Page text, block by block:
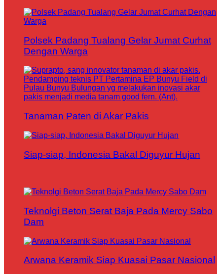
Polsek Padang Tualang Gelar Jumat Curhat
Dengan Warga
Tanaman Paten di Akar Pakis
Siap-siap, Indonesia Bakal Diguyur Hujan
Teknolgi Beton Serat Baja Pada Mercy Sabo
Dam
Arwana Keramik Siap Kuasai Pasar Nasional